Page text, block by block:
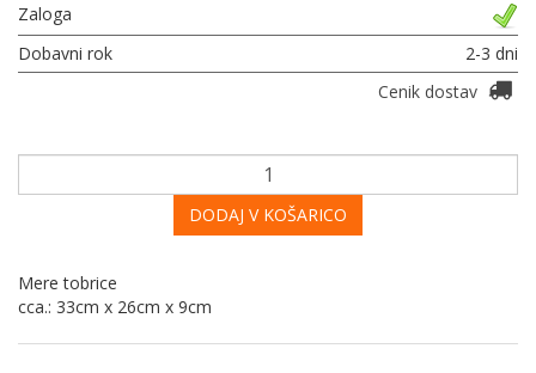
Zaloga
Dobavni rok
2-3 dni
Cenik dostav
DODAJ V KOŠARICO
Mere tobrice
cca.: 33cm x 26cm x 9cm